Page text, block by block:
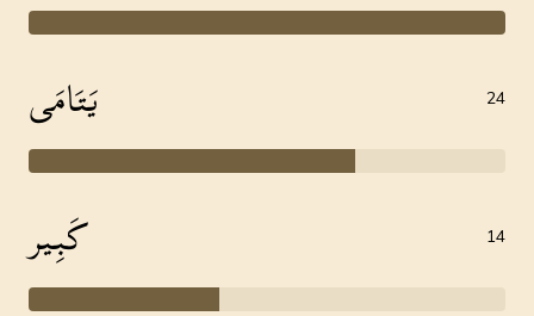
يَتَامَى 24
كَبِير 14